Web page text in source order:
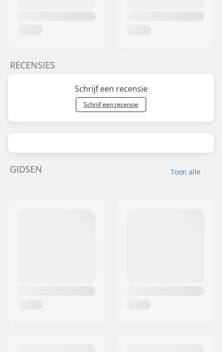
RECENSIES
Schrijf een recensie
Schrijf een recensie
Toon alle
GIDSEN